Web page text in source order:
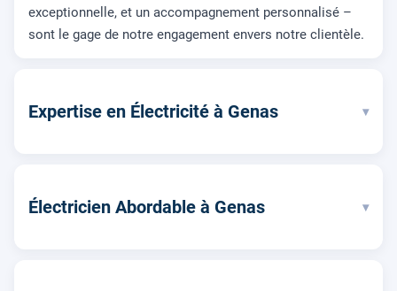
exceptionnelle, et un accompagnement personnalisé –
sont le gage de notre engagement envers notre clientèle.
Expertise en Électricité à Genas ▾
Électricien Abordable à Genas ▾